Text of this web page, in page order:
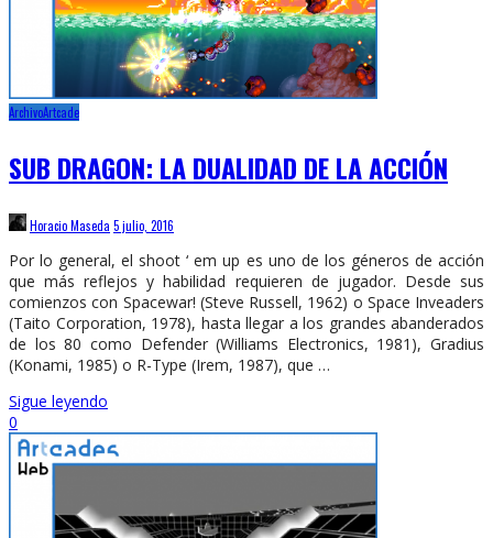
ArchivoArtcade
SUB DRAGON: LA DUALIDAD DE LA ACCIÓN
Horacio Maseda 5 julio, 2016
Por lo general, el shoot ‘ em up es uno de los géneros de acción
que más reflejos y habilidad requieren de jugador. Desde sus
comienzos con Spacewar! (Steve Russell, 1962) o Space Inveaders
(Taito Corporation, 1978), hasta llegar a los grandes abanderados
de los 80 como Defender (Williams Electronics, 1981), Gradius
(Konami, 1985) o R-Type (Irem, 1987), que …
Sigue leyendo
0